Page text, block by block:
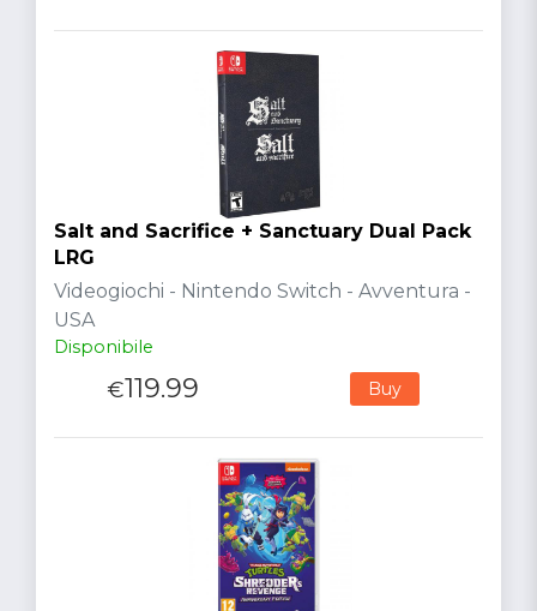
Salt and Sacrifice + Sanctuary Dual Pack
LRG
Videogiochi - Nintendo Switch - Avventura -
USA
Disponibile
€119.99 Buy